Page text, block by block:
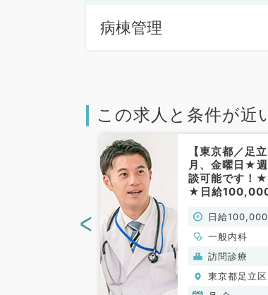
病棟管理
この求人と条件が近
【東京都／足
月、金曜日★
談可能です！
★日給
科／非常勤）
日給
一般内科
訪問診療
東京都足立区
<